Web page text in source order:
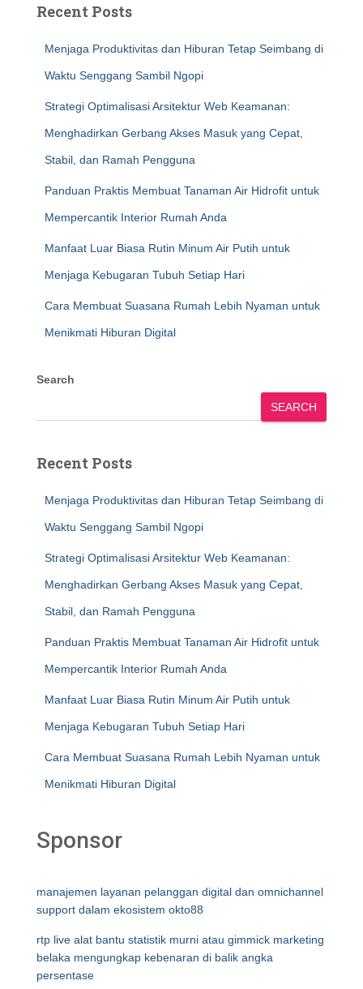
Recent Posts
Menjaga Produktivitas dan Hiburan Tetap Seimbang di
Waktu Senggang Sambil Ngopi
Strategi Optimalisasi Arsitektur Web Keamanan:
Menghadirkan Gerbang Akses Masuk yang Cepat,
Stabil, dan Ramah Pengguna
Panduan Praktis Membuat Tanaman Air Hidrofit untuk
Mempercantik Interior Rumah Anda
Manfaat Luar Biasa Rutin Minum Air Putih untuk
Menjaga Kebugaran Tubuh Setiap Hari
Cara Membuat Suasana Rumah Lebih Nyaman untuk
Menikmati Hiburan Digital
Search
SEARCH
Recent Posts
Menjaga Produktivitas dan Hiburan Tetap Seimbang di
Waktu Senggang Sambil Ngopi
Strategi Optimalisasi Arsitektur Web Keamanan:
Menghadirkan Gerbang Akses Masuk yang Cepat,
Stabil, dan Ramah Pengguna
Panduan Praktis Membuat Tanaman Air Hidrofit untuk
Mempercantik Interior Rumah Anda
Manfaat Luar Biasa Rutin Minum Air Putih untuk
Menjaga Kebugaran Tubuh Setiap Hari
Cara Membuat Suasana Rumah Lebih Nyaman untuk
Menikmati Hiburan Digital
Sponsor
manajemen layanan pelanggan digital dan omnichannel
support dalam ekosistem okto88
rtp live alat bantu statistik murni atau gimmick marketing
belaka mengungkap kebenaran di balik angka
persentase